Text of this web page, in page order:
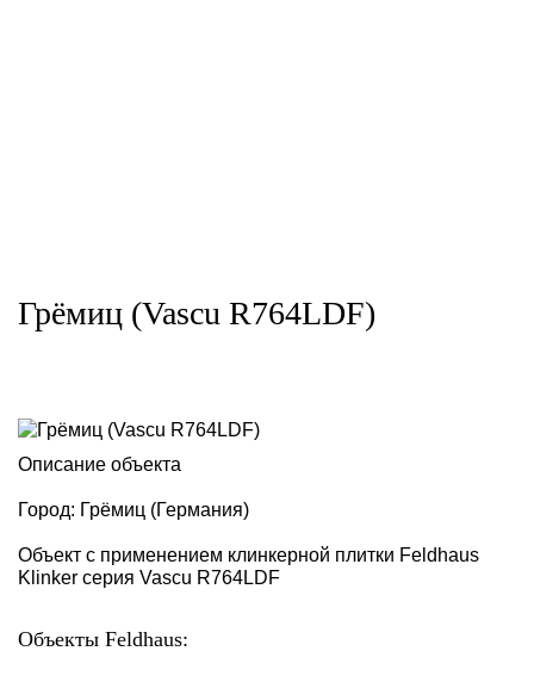
Грёмиц (Vascu R764LDF)
Описание объекта
Город: Грёмиц (Германия)
Объект с применением клинкерной плитки Feldhaus
Klinker серия Vascu R764LDF
Объекты Feldhaus: